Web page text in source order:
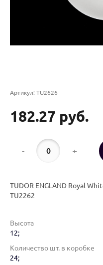
Артикул: TU2626
182.27 руб.
- +
TUDOR ENGLAND Royal
TU2262
Высота
12;
Количество шт. в коробке
24;